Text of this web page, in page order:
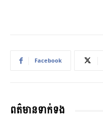
Facebook
ពត៌មានទាក់ទង